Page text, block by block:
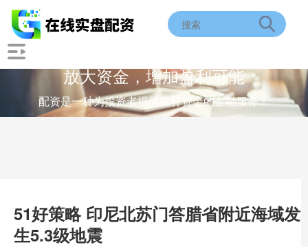
放大资金，增加盈利可能
配资是一种为投资者提供杠杆资金的金融服务！
51好策略 印尼北苏门答腊省附近海域发
生5.3级地震